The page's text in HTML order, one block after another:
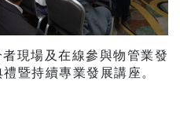
現場及在線參與物管業發
暨持續專業發展講座。